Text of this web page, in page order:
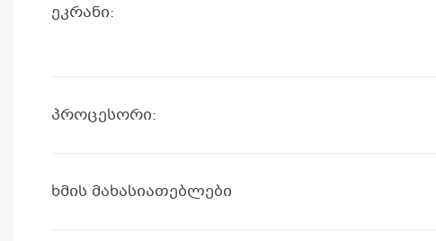
ეკრანი:
პროცესორი:
ხმის მახასიათებლები